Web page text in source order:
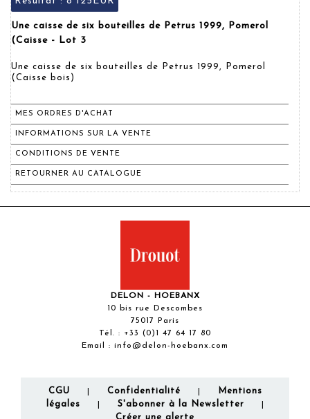
Une caisse de six bouteilles de Petrus 1999, Pomerol
(Caisse - Lot 3
Une caisse de six bouteilles de Petrus 1999, Pomerol
(Caisse bois)
MES ORDRES D'ACHAT
INFORMATIONS SUR LA VENTE
CONDITIONS DE VENTE
RETOURNER AU CATALOGUE
DELON - HOEBANX
10 bis rue Descombes
75017 Paris
Tél. : +33 (0)1 47 64 17 80
Email : info@delon-hoebanx.com
CGU Confidentialité
Mentions
légales
S'abonner à la Newsletter